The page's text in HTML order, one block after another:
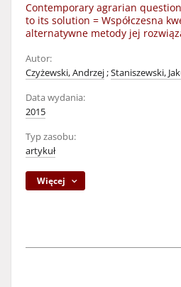
Contemporary agrarian
to its solution = Współczesna
alternatywne metody jej
Autor:
Czyżewski, Andrzej;Staniszewski,
Data wydania:
2015
Typ zasobu:
artykuł
Więcej